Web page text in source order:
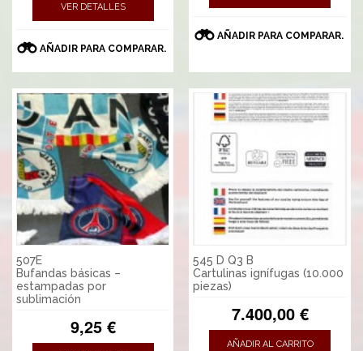
VER DETALLES
AÑADIR PARA COMPARAR.
AÑADIR PARA COMPARAR.
507E
Bufandas básicas –
estampadas por
sublimación
9,25 €
545 D Q3 B
Cartulinas ignífugas (10.000
piezas)
7.400,00 €
AÑADIR AL CARRITO